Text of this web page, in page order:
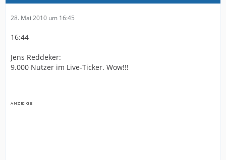
28. Mai 2010 um 16:45
16:44
Jens Reddeker:
9.000 Nutzer im Live-Ticker. Wow!!!